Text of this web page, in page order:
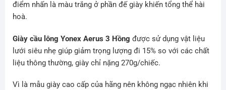
điểm nhấn là màu trắng ở phần đế giày khiến tổng thể hài
hoà.
Giày cầu lông Yonex Aerus 3 Hồng được sử dụng vật liệu
lưới siêu nhẹ giúp giảm trọng lượng đi 15% so với các chất
liệu thông thường, giày chỉ nặng 270g/chiếc.
Vì là mẫu giày cao cấp của hãng nên không ngạc nhiên khi